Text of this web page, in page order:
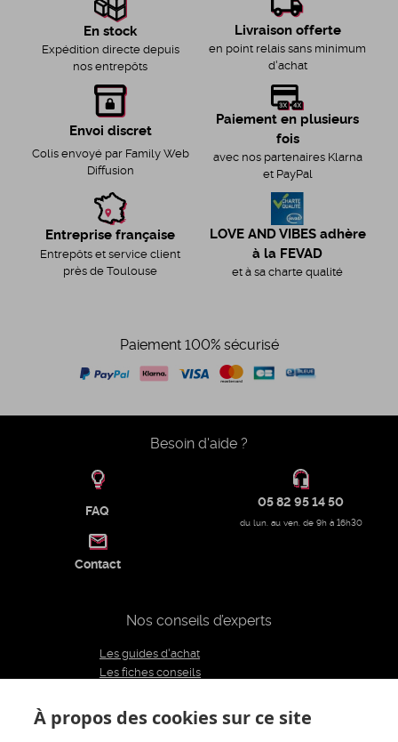
En stock
Expédition directe depuis
nos entrepôts
Livraison offerte
en point relais sans minimum
d'achat
Envoi discret
Colis envoyé par Family Web
Diffusion
Paiement en plusieurs
fois
avec nos partenaires Klarna
et PayPal
Entreprise française
Entrepôts et service client
près de Toulouse
LOVE AND VIBES adhère
à la FEVAD
et à sa charte qualité
Paiement 100% sécurisé
Besoin d'aide ?
FAQ
05 82 95 14 50
du lun. au ven. de 9h à 16h30
Contact
Nos conseils d’experts
Les guides d'achat
Les fiches conseils
Le blog
À propos des cookies sur ce site